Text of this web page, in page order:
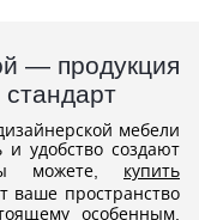
— продукция
мебели
удобство создают
можете, купить
ваше пространство
особенным,